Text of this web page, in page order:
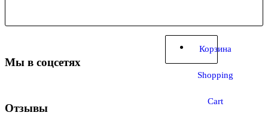
Корзина
Shopping
Cart
Мы в соцсетях
Отзывы